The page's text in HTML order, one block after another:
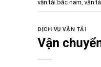
vận tải bắc nam, vận
DỊCH VỤ VẬN TẢI
Vận